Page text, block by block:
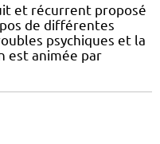
et récurrent proposé
de différentes
psychiques et la
est animée par